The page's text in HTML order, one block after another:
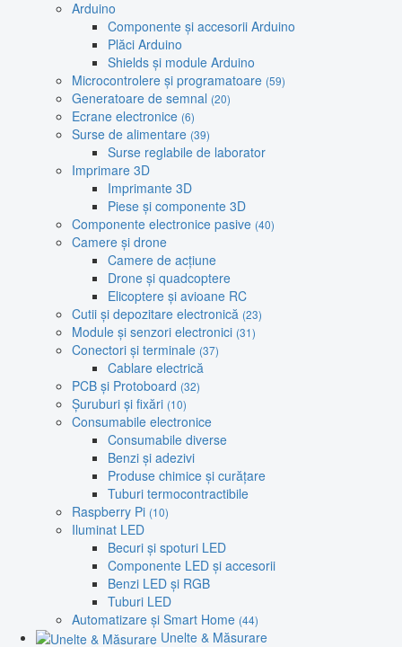
Arduino
Componente și accesorii Arduino
Plăci Arduino
Shields și module Arduino
Microcontrolere și programatoare (59)
Generatoare de semnal (20)
Ecrane electronice (6)
Surse de alimentare (39)
Surse reglabile de laborator
Imprimare 3D
Imprimante 3D
Piese și componente 3D
Componente electronice pasive (40)
Camere și drone
Camere de acțiune
Drone și quadcoptere
Elicoptere și avioane RC
Cutii și depozitare electronică (23)
Module și senzori electronici (31)
Conectori și terminale (37)
Cablare electrică
PCB și Protoboard (32)
Șuruburi și fixări (10)
Consumabile electronice
Consumabile diverse
Benzi și adezivi
Produse chimice și curățare
Tuburi termocontractibile
Raspberry Pi (10)
Iluminat LED
Becuri și spoturi LED
Componente LED și accesorii
Benzi LED și RGB
Tuburi LED
Automatizare și Smart Home (44)
Unelte & Măsurare